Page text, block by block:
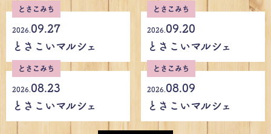
とさこみち
2026. 09.27
とさこいマルシェ
とさこみち
2026. 09.20
とさこいマルシェ
とさこみち
2026. 08.23
とさこいマルシェ
とさこみち
2026. 08.09
とさこいマルシェ